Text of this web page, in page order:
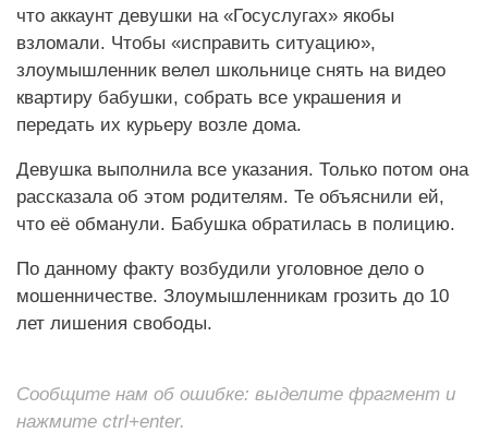
что аккаунт девушки на «Госуслугах» якобы
взломали. Чтобы «исправить ситуацию»,
злоумышленник велел школьнице снять на видео
квартиру бабушки, собрать все украшения и
передать их курьеру возле дома.
Девушка выполнила все указания. Только потом она
рассказала об этом родителям. Те объяснили ей,
что её обманули. Бабушка обратилась в полицию.
По данному факту возбудили уголовное дело о
мошенничестве. Злоумышленникам грозить до 10
лет лишения свободы.
Сообщите нам об ошибке: выделите фрагмент и
нажмите ctrl+enter.